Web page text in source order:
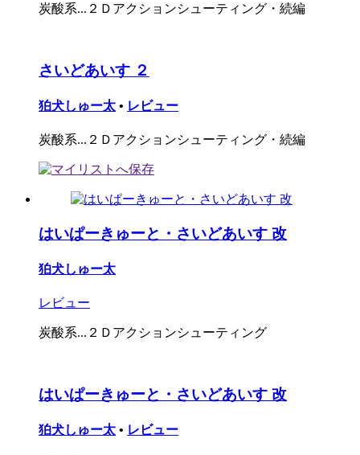
炭酸系...２Ｄアクションシューティング・続編
さいどあいす ２
狛犬しゅー太 • レビュー
炭酸系...２Ｄアクションシューティング・続編
はいぱーきゅーと・さいどあいす 改
狛犬しゅー太
レビュー
炭酸系...２Ｄアクションシューティング
はいぱーきゅーと・さいどあいす 改
狛犬しゅー太 • レビュー